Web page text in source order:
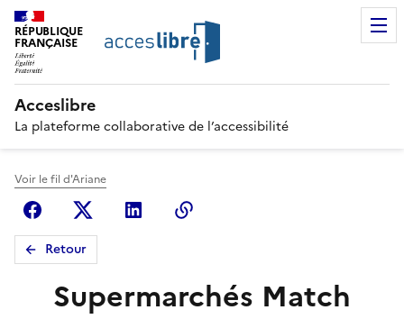
RÉPUBLIQUE
FRANÇAISE
Acceslibre
La plateforme collaborative de l’accessibilité
Voir le fil d'Ariane
FacebookX (anciennement Twitter)
Linkedin
Retour
Supermarchés Match